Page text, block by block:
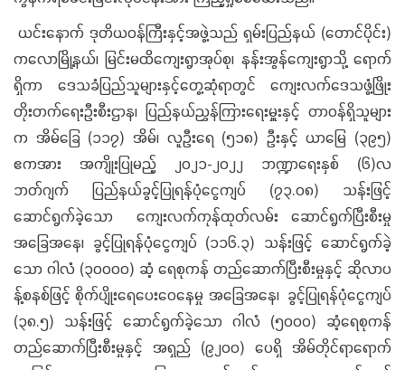
ယင်းနောက် ဒုတိယဝန်ကြီးနှင့်အဖွဲ့သည် ရှမ်းပြည်နယ် (တောင်ပိုင်း)
ကလောမြို့နယ်၊ မြင်းမထိကျေးရွာအုပ်စု၊ နန်းအွန်ကျေးရွာသို့ ရောက်
ရှိကာ ဒေသခံပြည်သူများနှင့်တွေ့ဆုံရာတွင် ကျေးလက်ဒေသဖွံ့ဖြိုး
တိုးတက်ရေးဦးစီးဌာန၊ ပြည်နယ်ညွှန်ကြားရေးမှူးနှင့် တာဝန်ရှိသူများ
က အိမ်ခြေ (၁၁၇) အိမ်၊ လူဦးရေ (၅၁၈) ဦးနှင့် ယာမြေ (၃၉၅)
ဧကအား အကျိုးပြုမည့် ၂၀၂၁-၂၀၂၂ ဘဏ္ဍာရေးနှစ် (၆)လ
ဘတ်ဂျက် ပြည်နယ်ခွင့်ပြုရန်ပုံငွေကျပ် (၇၃.၀၈) သန်းဖြင့်
ဆောင်ရွက်ခဲ့သော ကျေးလက်ကုန်ထုတ်လမ်း ဆောင်ရွက်ပြီးစီးမှု
အခြေအနေ၊ ခွင့်ပြုရန်ပုံငွေကျပ် (၁၁၆.၃) သန်းဖြင့် ဆောင်ရွက်ခဲ့
သော ဂါလံ (၃၀၀၀၀) ဆံ့ ရေစုကန် တည်ဆောက်ပြီးစီးမှုနှင့် ဆိုလာပ
န့်စနစ်ဖြင့် စိုက်ပျိုးရေပေးဝေနေမှု အခြေအနေ၊ ခွင့်ပြုရန်ပုံငွေကျပ်
(၃၈.၅) သန်းဖြင့် ဆောင်ရွက်ခဲ့သော ဂါလံ (၅၀၀၀) ဆံ့ရေစုကန်
တည်ဆောက်ပြီးစီးမှုနှင့် အရှည် (၉၂၀၀) ပေရှိ အိမ်တိုင်ရာရောက်